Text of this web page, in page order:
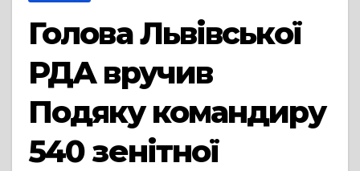
Голова Львівської
РДА вручив
Подяку командиру
540 зенітної